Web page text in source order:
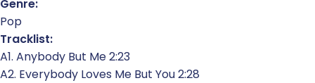
Genre:
Pop
Tracklist:
A1. Anybody But Me 2:23
A2. Everybody Loves Me But You 2:28